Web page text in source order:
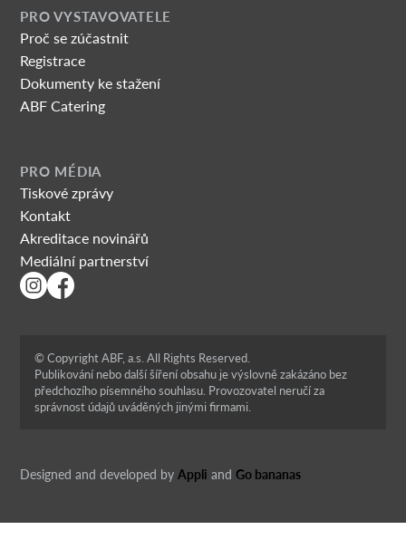
PRO VYSTAVOVATELE
Proč se zúčastnit
Registrace
Dokumenty ke stažení
ABF Catering
PRO MÉDIA
Tiskové zprávy
Kontakt
Akreditace novinářů
Mediální partnerství
© Copyright ABF, a.s. All Rights Reserved.
Publikování nebo další šíření obsahu je výslovně zakázáno bez
předchozího písemného souhlasu. Provozovatel neručí za
správnost údajů uváděných jinými firmami.
Designed and developed byAppli andGo bananas